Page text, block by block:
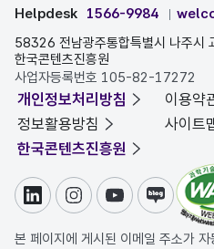
Helpdesk 1566-9984
58326 전남광주통합특별시 나주시
한국콘텐츠진흥원
사업자등록번호 105-82-17272
개인정보처리방침
이용약
정보활용방침
사이트
한국콘텐츠진흥원
링크드인인스타그램
유튜브블로그
본 페이지에 게시된 이메일 주소가